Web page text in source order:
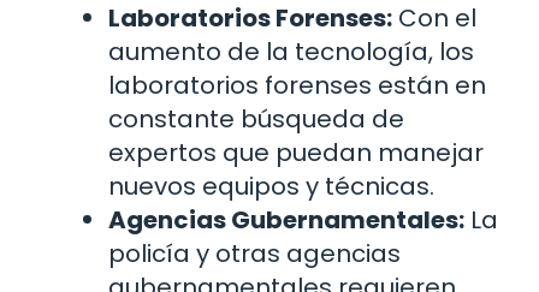
Laboratorios Forenses: Con el
aumento de la tecnología, los
laboratorios forenses están en
constante búsqueda de
expertos que puedan manejar
nuevos equipos y técnicas.
Agencias Gubernamentales: La
policía y otras agencias